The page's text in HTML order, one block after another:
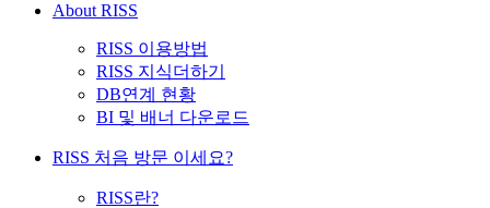
About RISS
RISS 이용방법
RISS 지식더하기
DB연계 현황
BI 및 배너 다운로드
RISS 처음 방문 이세요?
RISS란?